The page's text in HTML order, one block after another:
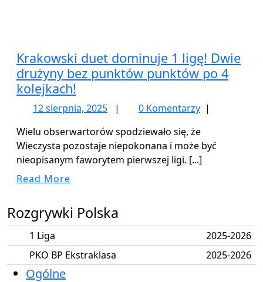
Krakowski duet dominuje 1 ligę! Dwie
drużyny bez punktów punktów po 4
kolejkach!
12 sierpnia, 202512
2025
| 0 Komentarzy |
Wielu obserwartorów spodziewało się, że
Wieczysta pozostaje niepokonana i może być
nieopisanym faworytem pierwszej ligi. [...]
Read More
Rozgrywki Polska
1 Liga
2025-2026
PKO BP Ekstraklasa
2025-2026
Ogólne